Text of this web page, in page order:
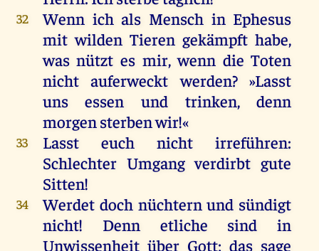
32 Wenn ich als Mensch in Ephesus
mit wilden Tieren gekämpft habe,
was nützt es mir,wenn die Toten
nicht auferweckt werden? »Lasst
uns
essen und trinken,denn
morgensterbenwir!«
33 Lasst euch nicht irreführen:
Schlechter Umgangverdirbt gute
Sitten!
34 Werdet doch nüchtern und sündigt
nicht! Denn etliche sind
in
Unwissenheit über Gott;das sage